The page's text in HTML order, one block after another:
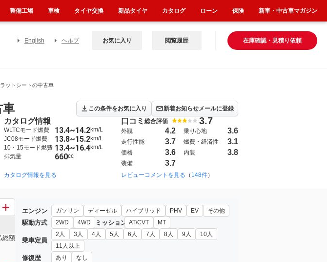
English ヘルプ 在庫確認・見積り依頼
お気に入り 閲覧履歴
ットシートの中古車
車 この条件をお気に入り 新着お知らせメールに登録
年5月~2021年12月（543）
カタログ情報
WLTCモード燃費 13.4~14.2km/L
JC08モード燃費
13.8~15.2km/L
10・15モード燃費 13.4~16.4km/L
排気量
660cc
カタログ情報を見る
口コミ 総合評価 3.7
外観 4.2 乗り心地 3.6
走行性能 3.7 燃費・経済性 3.1
価格 3.6 内装 3.8
装備 3.7
レビューコメントを見る （ 148件）
総額
エンジン ガソリン ディーゼル ハイブリッド PHV EV その他
駆動方式 2WD 4WD ミッション AT/CVT MT
乗車定員
2人 3人 4人 5人 6人 7人 8人 9人
10人
11人以上
修復歴 あり なし
整備工場 車検 タイヤ交換 新品タイヤ カタログ ローン 保険 新車・中古車マガジン